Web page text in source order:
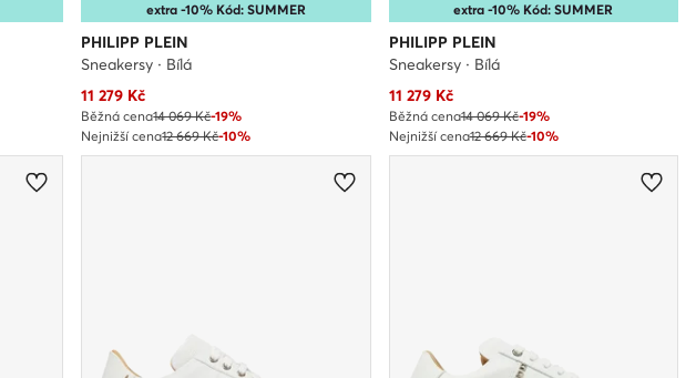
extra -10% Kód: SUMMER
PHILIPP PLEIN
Sneakersy · Bílá
Aktuální cena
11 279 Kč
Běžná cena14 069 Kč-19%
Nejnižší cena12 669 Kč-10%
extra -10% Kód: SUMMER
PHILIPP PLEIN
Sneakersy · Bílá
Aktuální cena
11 279Kč
Běžná cena14 069 Kč-19%
Nejnižší cena12 669 Kč-10%